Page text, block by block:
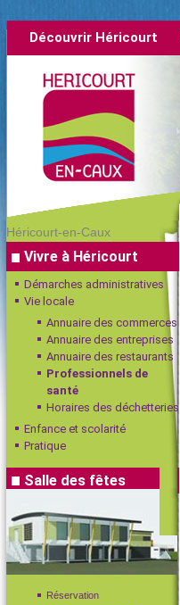
Découvrir Héricourt
Héricourt-en-Caux
Vivre à Héricourt
Démarches administratives
Vie locale
Annuaire des commerces
Annuaire des entreprises
Annuaire des restaurants
Professionnels de
santé
Horaires des déchetteries
Enfance et scolarité
Pratique
Salle des fêtes
Réservation